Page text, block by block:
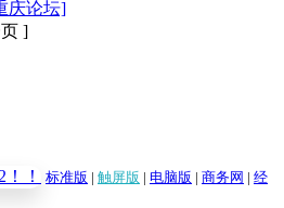
庆论坛]
]
标准版 | 触屏版 | 电脑版 | 商务网 | 经